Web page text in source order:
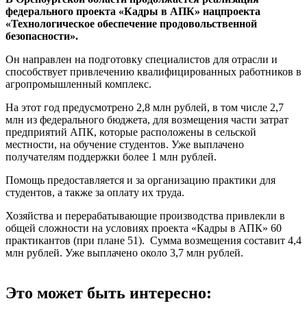
федерального проекта «Кадры в АПК» нацпроекта
«Технологическое обеспечение продовольственной
безопасности».
Он направлен на подготовку специалистов для отрасли и
способствует привлечению квалифицированных работников в
агропромышленный комплекс.
На этот год предусмотрено 2,8 млн рублей, в том числе 2,7
млн из федерального бюджета, для возмещения части затрат
предприятий АПК, которые расположены в сельской
местности, на обучение студентов. Уже выплачено
получателям поддержки более 1 млн рублей.
Помощь предоставляется и за организацию практики для
студентов, а также за оплату их труда.
Хозяйства и перерабатывающие производства привлекли в
общей сложности на условиях проекта «Кадры в АПК» 60
практикантов (при плане 51). Сумма возмещения составит 4,4
млн рублей. Уже выплачено около 3,7 млн рублей.
Это может быть интересно: